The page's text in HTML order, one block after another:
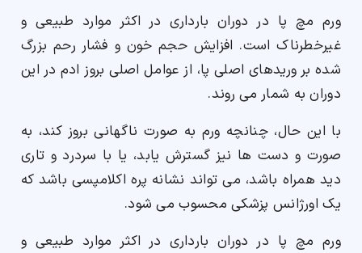
ورم مچ پا در دوران بارداری در اکثر موارد طبیعی و
غیرخطرناک است. افزایش حجم خون و فشار رحم بزرگ
شده بر وریدهای اصلی پا، از عوامل اصلی بروز ادم در این
دوران به شمار می روند.
با این حال، چنانچه ورم به صورت ناگهانی بروز کند، به
صورت و دست ها نیز گسترش یابد، یا با سردرد و تاری
دید همراه باشد، می تواند نشانه پره اکلامپسی باشد که
یک اورژانس پزشکی محسوب می شود.
ورم مچ پا در دوران بارداری در اکثر موارد طبیعی و